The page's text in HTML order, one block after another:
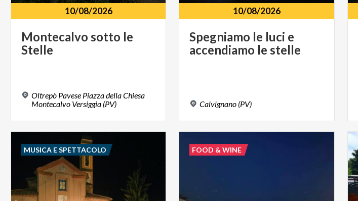
10/08/2026
Montecalvo sotto le
Stelle
Oltrepò Pavese Piazza della Chiesa
Montecalvo Versiggia (PV)
10/08/2026
Spegniamo le luci e
accendiamo le stelle
Calvignano (PV)
MUSICA E SPETTACOLO FOOD & WINE